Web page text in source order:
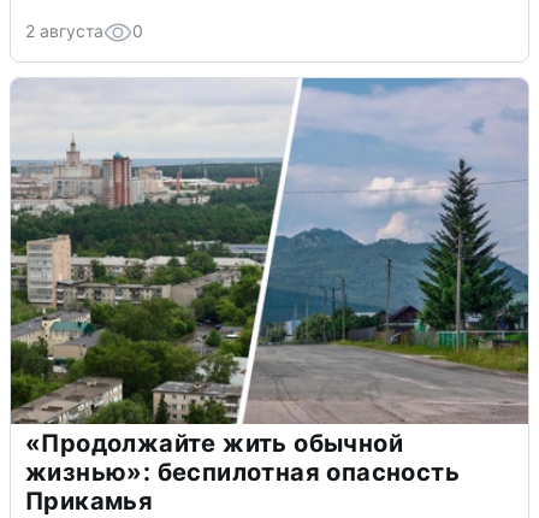
2 августа 0
«Продолжайте жить обычной
жизнью»: беспилотная опасность
Прикамья